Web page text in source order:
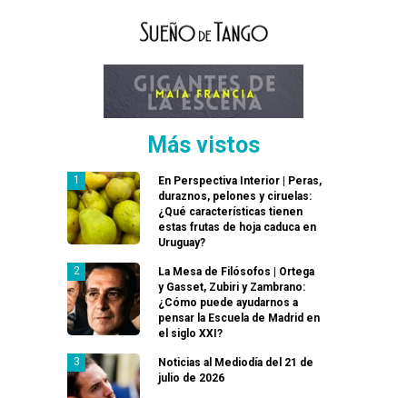
Más vistos
En Perspectiva Interior | Peras,
duraznos, pelones y ciruelas:
¿Qué características tienen
estas frutas de hoja caduca en
Uruguay?
La Mesa de Filósofos | Ortega
y Gasset, Zubiri y Zambrano:
¿Cómo puede ayudarnos a
pensar la Escuela de Madrid en
el siglo XXI?
Noticias al Mediodía del 21 de
julio de 2026